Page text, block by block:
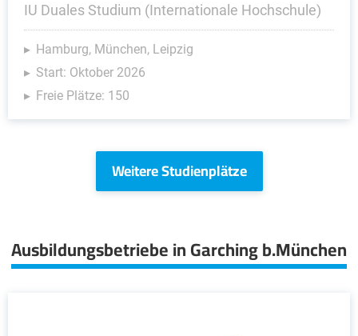
IU Duales Studium (Internationale Hochschule)
Hamburg, München, Leipzig
Start: Oktober 2026
Freie Plätze: 150
Weitere Studienplätze
Ausbildungsbetriebe in Garching b.München